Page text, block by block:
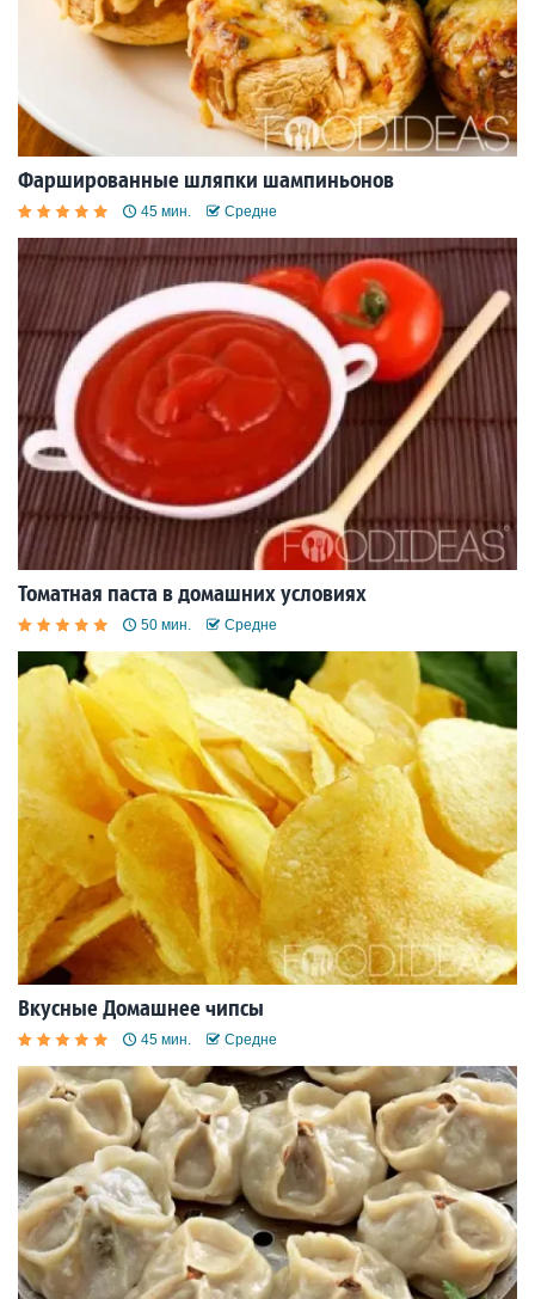
Фаршированные шляпки шампиньонов
45 мин. Средне
Томатная паста в домашних условиях
50 мин. Средне
Вкусные Домашнее чипсы
45 мин. Средне